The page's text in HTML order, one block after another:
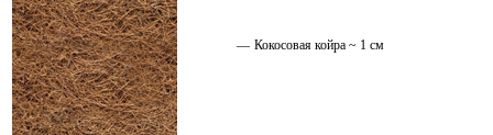
— Кокосовая койра ~ 1 см